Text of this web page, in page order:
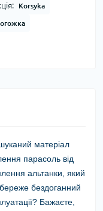
Korsyka
матеріал
парасоль від
альтанки, який
бездоганний
Бажаєте,